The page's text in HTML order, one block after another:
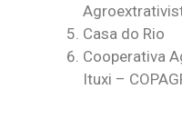
Casa do Rio
Cooperativa
Ituxi –